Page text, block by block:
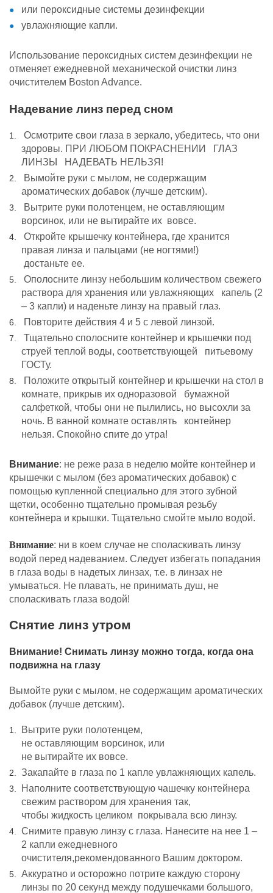
или пероксидные системы дезинфекции
увлажняющие капли.
Использование пероксидных систем дезинфекции не
отменяет ежедневной механической очистки линз
очистителем Boston Advance.
Надевание линз перед сном
Осмотрите свои глаза в зеркало, убедитесь, что они
здоровы. ПРИ ЛЮБОМ ПОКРАСНЕНИИ ГЛАЗ
ЛИНЗЫ НАДЕВАТЬ НЕЛЬЗЯ!
Вымойте руки с мылом, не содержащим
ароматических добавок (лучше детским).
Вытрите руки полотенцем, не оставляющим
ворсинок, или не вытирайте их вовсе.
Откройте крышечку контейнера, где хранится
правая линза и пальцами (не ногтями!)
достаньте ее.
Ополосните линзу небольшим количеством свежего
раствора для хранения или увлажняющих капель (2
– 3 капли) и наденьте линзу на правый глаз.
Повторите действия 4 и 5 с левой линзой.
Тщательно сполосните контейнер и крышечки под
струей теплой воды, соответствующей питьевому
ГОСТу.
Положите открытый контейнер и крышечки на стол в
комнате, прикрыв их одноразовой бумажной
салфеткой, чтобы они не пылились, но высохли за
ночь. В ванной комнате оставлять контейнер
нельзя. Спокойно спите до утра!
Внимание: не реже раза в неделю мойте контейнер и
крышечки с мылом (без ароматических добавок) с
помощью купленной специально для этого зубной
щетки, особенно тщательно промывая резьбу
контейнера и крышки. Тщательно смойте мыло водой.
Внимание: ни в коем случае не споласкивать линзу
водой перед надеванием. Следует избегать попадания
в глаза воды в надетых линзах, т.е. в линзах не
умываться. Не плавать, не принимать душ, не
споласкивать глаза водой!
Снятие линз утром
Внимание! Снимать линзу можно тогда, когда она
подвижна на глазу
Вымойте руки с мылом, не содержащим ароматических
добавок (лучше детским).
Вытрите руки полотенцем,
не оставляющим ворсинок, или
не вытирайте их вовсе.
Закапайте в глаза по 1 капле увлажняющих капель.
Наполните соответствующую чашечку контейнера
свежим раствором для хранения так,
чтобы жидкость целиком покрывала всю линзу.
Снимите правую линзу с глаза. Нанесите на нее 1 –
2 капли ежедневного
очистителя,рекомендованного Вашим доктором.
Аккуратно и осторожно потрите каждую сторону
линзы по 20 секунд между подушечками большого,